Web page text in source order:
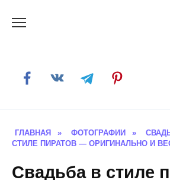
ГЛАВНАЯ » ФОТОГРАФИИ »
СТИЛЕ ПИРАТОВ — ОРИГИНАЛЬНО И
Свадьба в стиле